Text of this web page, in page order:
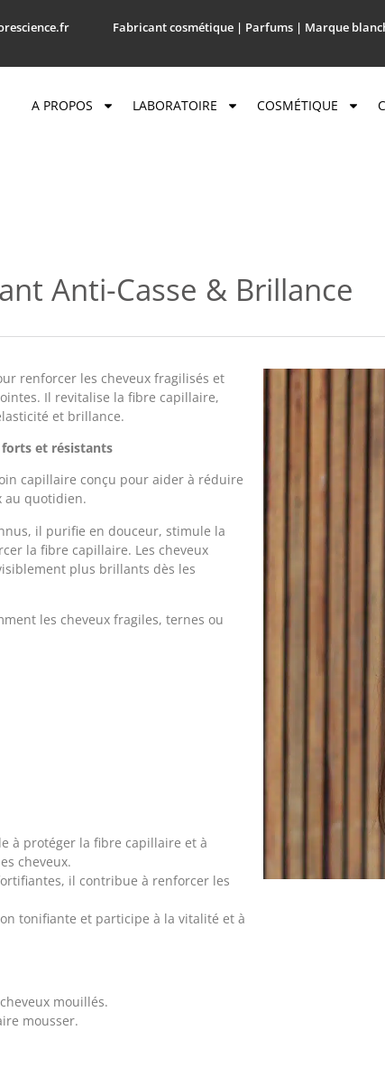
Fabricant cosmétique | Parfums | Marque
A PROPOS LABORATOIRE COSMÉTIQUE
Anti-Casse & Brillance
renforcer les cheveux fragilisés et
Il revitalise la fibre capillaire,
et brillance.
forts et résistants
capillaire conçu pour aider à réduire
au quotidien.
il purifie en douceur, stimule la
la fibre capillaire. Les cheveux
plus brillants dès les
les cheveux fragiles, ternes ou
à protéger la fibre capillaire et à
cheveux.
il contribue à renforcer les
tonifiante et participe à la vitalité et à
mouillés.
mousser.